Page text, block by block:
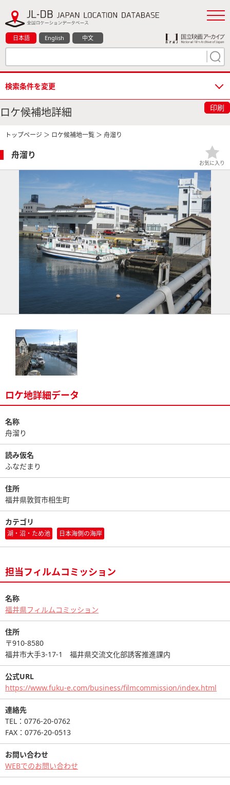
日本語 English 中文
検索条件を変更
ロケ候補地詳細 印刷
トップページ ＞ ロケ候補地一覧 ＞ 舟溜り
舟溜り
お気に入り
ロケ地詳細データ
名称
舟溜り
読み仮名
ふなだまり
住所
福井県敦賀市相生町
カテゴリ
湖・沼・ため池 日本海側の海岸
担当フィルムコミッション
名称
福井県フィルムコミッション
住所
〒910-8580
福井市大手3-17-1 福井県交流文化部誘客推進課内
公式URL
https://www.fuku-e.com/business/filmcommission/index.html
連絡先
TEL：0776-20-0762
FAX：0776-20-0513
お問い合わせ
WEBでのお問い合わせ